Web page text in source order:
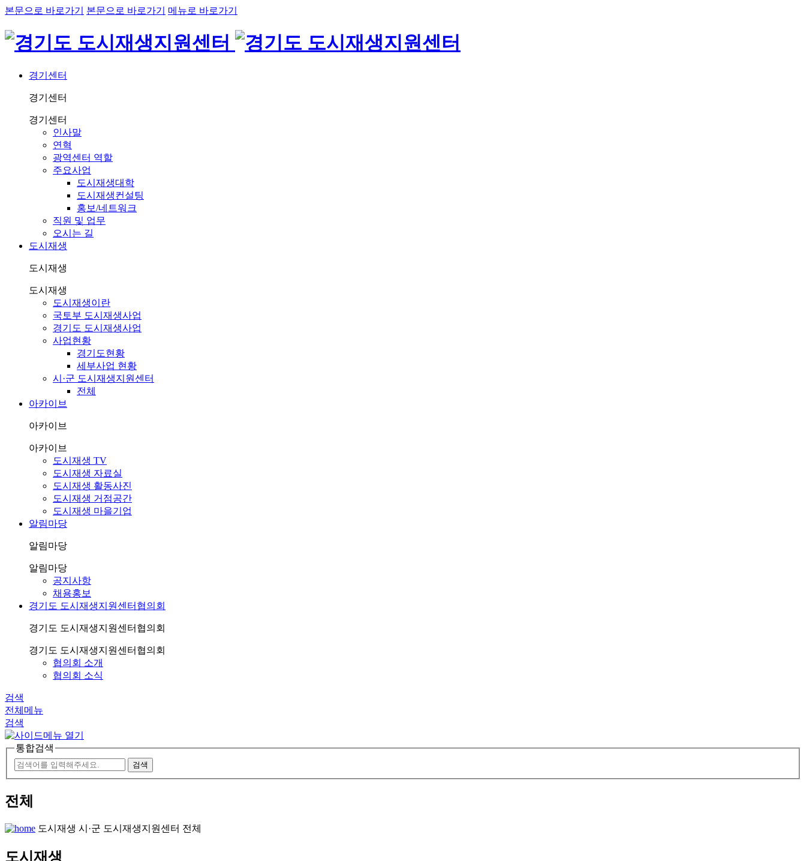
본문으로 바로가기 본문으로 바로가기 메뉴로 바로가기
경기센터
경기센터
경기센터
인사말
연혁
광역센터 역할
주요사업
도시재생대학
도시재생컨설팅
홍보/네트워크
직원 및 업무
오시는 길
도시재생
도시재생
도시재생
도시재생이란
국토부 도시재생사업
경기도 도시재생사업
사업현황
경기도현황
세부사업 현황
시·군 도시재생지원센터
전체
아카이브
아카이브
아카이브
도시재생 TV
도시재생 자료실
도시재생 활동사진
도시재생 거점공간
도시재생 마을기업
알림마당
알림마당
알림마당
공지사항
채용홍보
경기도 도시재생지원센터협의회
경기도 도시재생지원센터협의회
경기도 도시재생지원센터협의회
협의회 소개
협의회 소식
검색
전체메뉴
검색
통합검색
전체
도시재생 시·군 도시재생지원센터 전체
도시재생